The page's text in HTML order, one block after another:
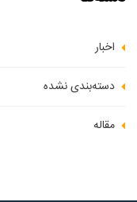
اخبار
دسته‌بندی نشده
مقاله